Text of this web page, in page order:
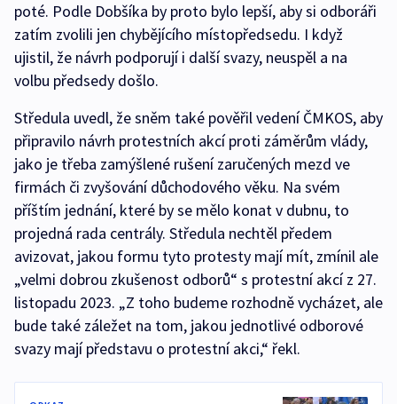
poté. Podle Dobšíka by proto bylo lepší, aby si odboráři
zatím zvolili jen chybějícího místopředsedu. I když
ujistil, že návrh podporují i další svazy, neuspěl a na
volbu předsedy došlo.
Středula uvedl, že sněm také pověřil vedení ČMKOS, aby
připravilo návrh protestních akcí proti záměrům vlády,
jako je třeba zamýšlené rušení zaručených mezd ve
firmách či zvyšování důchodového věku. Na svém
příštím jednání, které by se mělo konat v dubnu, to
projedná rada centrály. Středula nechtěl předem
avizovat, jakou formu tyto protesty mají mít, zmínil ale
„velmi dobrou zkušenost odborů“ s protestní akcí z 27.
listopadu 2023. „Z toho budeme rozhodně vycházet, ale
bude také záležet na tom, jakou jednotlivé odborové
svazy mají představu o protestní akci,“ řekl.